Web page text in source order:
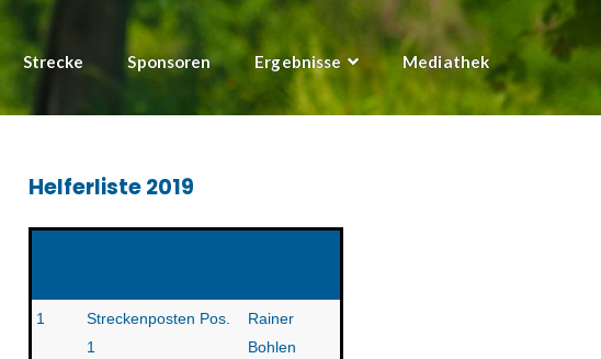
Strecke Sponsoren Ergebnisse Mediathek
Helferliste 2019
1
Streckenposten Pos.
1
Rainer
Bohlen